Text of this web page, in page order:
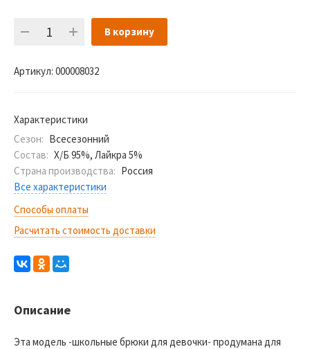
В корзину
Артикул: 000008032
Характеристики
Сезон: Всесезонний
Состав: Х/Б 95%, Лайкра 5%
Страна производства: Россия
Все характеристики
Способы оплаты
Расчитать стоимость доставки
Описание
Эта модель -школьные брюки для девочки- продумана для